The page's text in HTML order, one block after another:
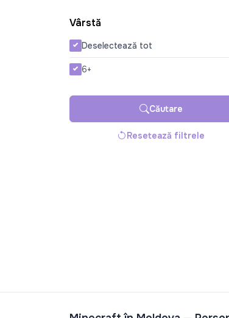
Vârstă
Deselectează tot
6+
Căutare
Resetează filtrele